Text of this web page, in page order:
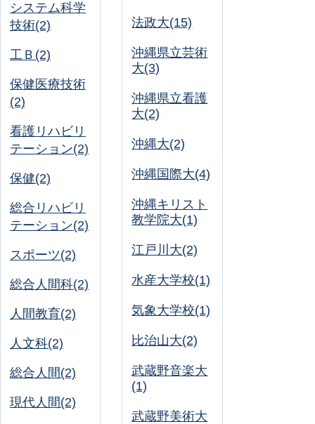
システム科学
技術(2)
工Ｂ(2)
保健医療技術
(2)
看護リハビリ
テーション(2)
保健(2)
総合リハビリ
テーション(2)
スポーツ(2)
総合人間科(2)
人間教育(2)
人文科(2)
総合人間(2)
現代人間(2)
法政大(15)
沖縄県立芸術
大(3)
沖縄県立看護
大(2)
沖縄大(2)
沖縄国際大(4)
沖縄キリスト
教学院大(1)
江戸川大(2)
水産大学校(1)
気象大学校(1)
比治山大(2)
武蔵野音楽大
(1)
武蔵野美術大